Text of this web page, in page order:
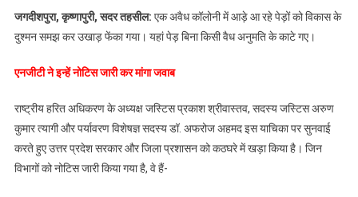
जगदीशपुरा, कृष्णापुरी, सदर तहसील: एक अवैध कॉलोनी में आड़े आ रहे पेड़ों को विकास के
दुश्मन समझ कर उखाड़ फेंका गया। यहां पेड़ बिना किसी वैध अनुमति के काटे गए।
एनजीटी ने इन्हें नोटिस जारी कर मांगा जवाब
राष्ट्रीय हरित अधिकरण के अध्यक्ष जस्टिस प्रकाश श्रीवास्तव, सदस्य जस्टिस अरुण
कुमार त्यागी और पर्यावरण विशेषज्ञ सदस्य डॉ. अफरोज अहमद इस याचिका पर सुनवाई
करते हुए उत्तर प्रदेश सरकार और जिला प्रशासन को कठघरे में खड़ा किया है। जिन
विभागों को नोटिस जारी किया गया है, वे हैं-